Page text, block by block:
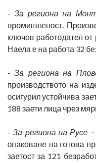
-За региона на
промишленост.
ключов работодател
Наела е на работа 32
-За региона на
производството на
осигурил устойчива
188 заети лица чрез
-За региона на Русе
опаковане на готова
заетост за 121